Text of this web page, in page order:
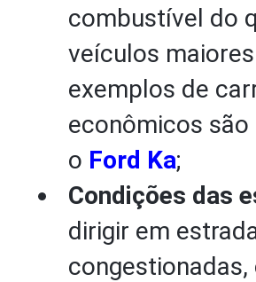
combustível do
veículos
exemplos de
econômicos são
o Ford Ka;
Condições das
dirigir em
congestionadas,